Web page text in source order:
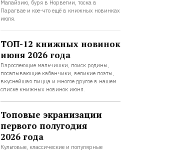
Малайзию, буря в Норвегии, тоска в
Парагвае и кое-что ещё в книжных новинках
июля.
ТОП-12 книжных новинок
июня 2026 года
Взрослеющие мальчишки, поиск родины,
посапывающие кабанчики, великие поэты,
вкуснейшая пицца и многое другое в нашем
списке книжных новинок июня.
Топовые экранизации
первого полугодия
2026 года
Культовые, классические и популярные